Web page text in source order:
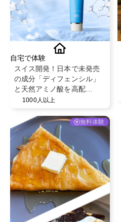
自宅で体験
スイス開発！日本で未発売
の成分「ディフェンシル」
と天然アミノ酸を高配
合！！乾燥・かゆみ・炎症
【マリンキュアイクシル
60ｇ】
1000人以上
無料体験